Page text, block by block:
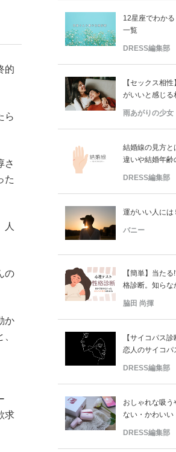
的
ら
さ
た
人
の
か
求
12星座でわか
一覧
DRESS編集部
【セックス相
がいいと感じる
雨あがりの少女
結婚線の見方と
違いや結婚年齢
DRESS編集部
運がいい人には
バニー
【簡単】当た
格診断。知らな
脇田 尚揮
【サイコパス
恋人のサイコパ
DRESS編集部
おしゃれな吸う
ない・かわいい
DRESS編集部